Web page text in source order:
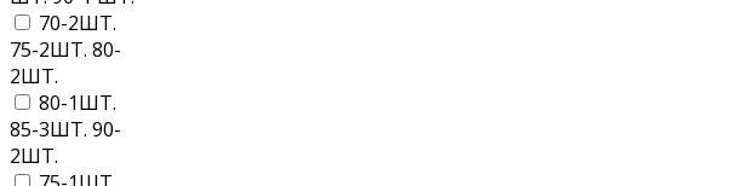
70-2ШТ.
75-2ШТ. 80-
2ШТ.
80-1ШТ.
85-3ШТ. 90-
2ШТ.